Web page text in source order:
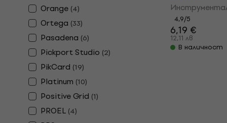
Orange (4)
Ortega (33)
Pasadena (6)
Pickport Studio (2)
PikCard (19)
Platinum (10)
Positive Grid (1)
PROEL (4)
4,9/5
6,19 €
12,11 лв
В наличност